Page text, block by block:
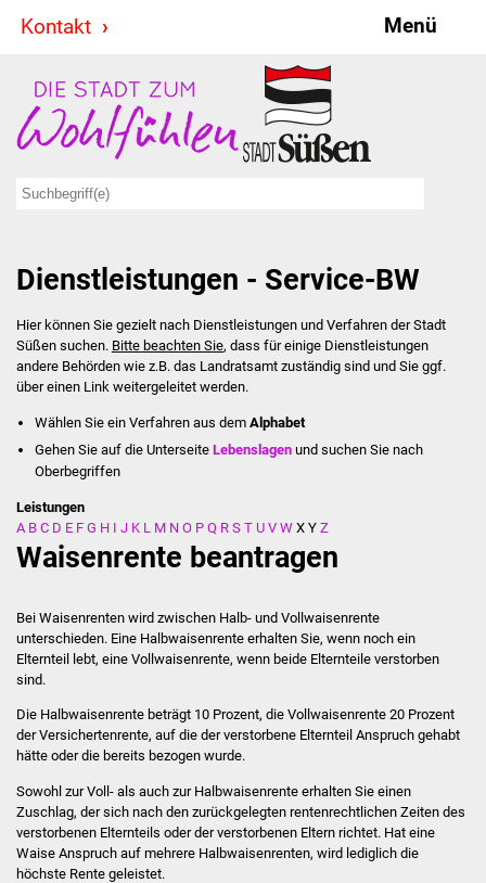
Kontakt Menü
Stadt & Politik
Bürgermeister
Ausschüsse
Ratsinformationssystem
Jugendbeirat
Summerrockfestival
Stadtverwaltung
Behördenwegweiser
Kontakt
Veröffentlichungen
Ortsrecht
Dienstleistungen - Service-BW
Hier können Sie gezielt nach Dienstleistungen und Verfahren der Stadt
Süßen suchen. Bitte beachten Sie, dass für einige Dienstleistungen
andere Behörden wie z.B. das Landratsamt zuständig sind und Sie ggf.
über einen Link weitergeleitet werden.
Wählen Sie ein Verfahren aus dem Alphabet
Gehen Sie auf die UnterseiteLebenslagen und suchen Sie nach
Oberbegriffen
Leistungen
A B C D E F G H I J K L M N O P Q R S T U V W X Y Z
Waisenrente beantragen
Bei Waisenrenten wird zwischen Halb- und Vollwaisenrente
unterschieden. Eine Halbwaisenrente erhalten Sie, wenn noch ein
Elternteil lebt, eine Vollwaisenrente, wenn beide Elternteile verstorben
sind.
Die Halbwaisenrente beträgt 10 Prozent, die Vollwaisenrente 20 Prozent
der Versichertenrente, auf die der verstorbene Elternteil Anspruch gehabt
hätte oder die bereits bezogen wurde.
Sowohl zur Voll- als auch zur Halbwaisenrente erhalten Sie einen
Zuschlag, der sich nach den zurückgelegten rentenrechtlichen Zeiten des
verstorbenen Elternteils oder der verstorbenen Eltern richtet. Hat eine
Waise Anspruch auf mehrere Halbwaisenrenten, wird lediglich die
höchste Rente geleistet.